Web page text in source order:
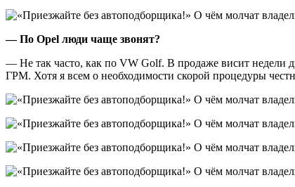
— По Opel люди чаще звонят?
— Не так часто, как по VW Golf. В продаже висит недели
ГРМ. Хотя я всем о необходимости скорой процедуры